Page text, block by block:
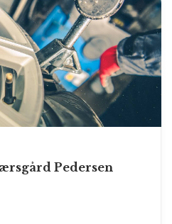
Pedersen